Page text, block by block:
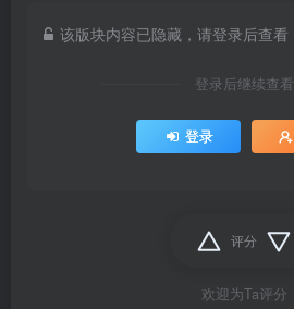
该版块内容已隐藏，请登录后查看
登录后继续查看
登录
评分
欢迎为Ta评分